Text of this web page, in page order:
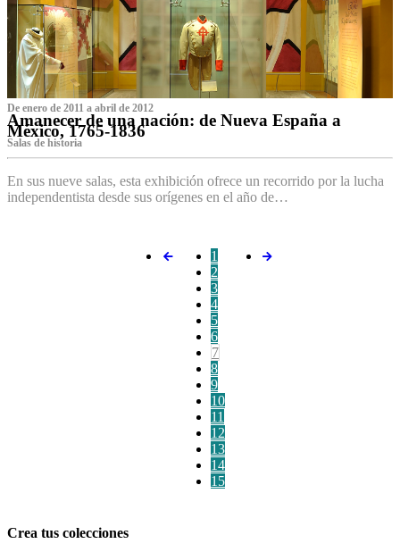
De enero de 2011 a abril de 2012
Amanecer de una nación: de Nueva España a
México, 1765-1836
Salas de historia
En sus nueve salas, esta exhibición ofrece un recorrido por la lucha
independentista desde sus orígenes en el año de…
1
2
3
4
5
6
7
8
9
10
11
12
13
14
15
Crea tus colecciones